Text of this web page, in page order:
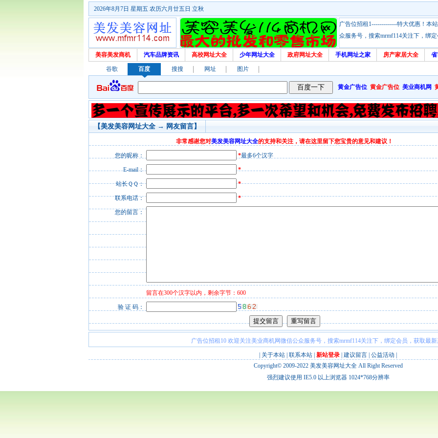
2026年8月7日 星期五 农历六月廿五日 立秋
广告位招租1-------------特大优惠！本
众服务号，搜索mrmf114关注下，绑
美容美发商机 汽车品牌资讯 高校网址大全 少年网址大全 政府网址大全 手机网址之家 房产家居大全
谷歌 百度 搜搜 网址 图片
黄金广告位 黄金广告位 美业商机网
【美发美容网址大全 → 网友留言】
非常感谢您对美发美容网址大全的支持和关注，请在这里留下您宝贵的意见和建议！
您的昵称： *最多6个汉字
E-mail： *
站长ＱＱ： *
联系电话： *
您的留言：
留言在300个汉字以内， 剩余字节：600
验 证 码：
广告位招租10 欢迎关注美业商机网微信公众服务号，搜索mrmf114关注下，绑定会员，获取最
关于本站 联系本站 新站登录 建议留言 公益活动
Copyright© 2009-2022 美发美容网址大全All Right Reserved
强烈建议使用 IE5.0 以上浏览器 1024*768分辨率